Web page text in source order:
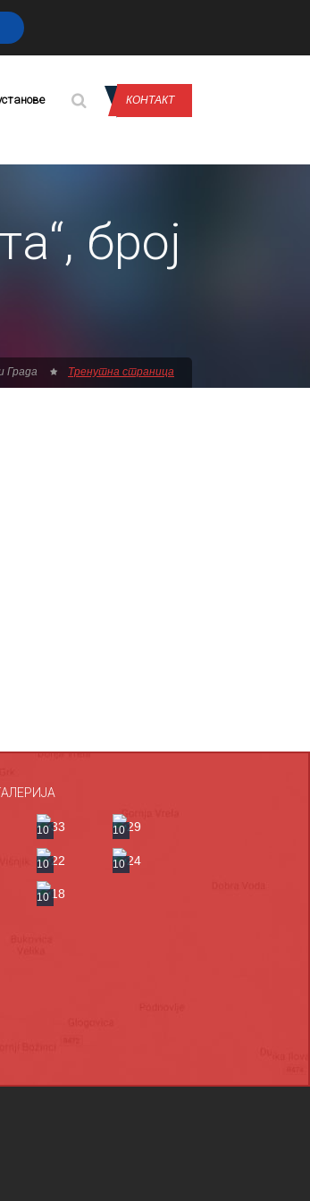
КОНТАКТ
број
Града Тренутна страница
10 10
10 10
10